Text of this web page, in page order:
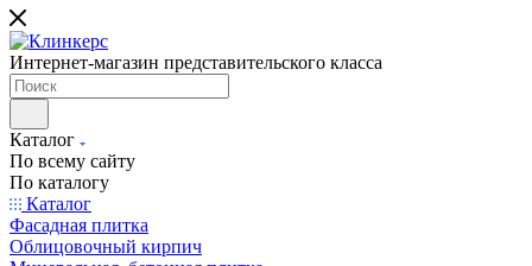
Интернет-магазин представительского класса
Каталог
По всему сайту
По каталогу
Каталог
Фасадная плитка
Облицовочный кирпич